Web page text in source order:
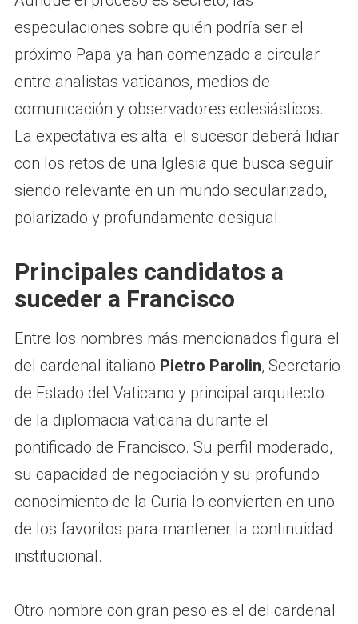
especulaciones sobre quién podría ser el
próximo Papa ya han comenzado a circular
entre analistas vaticanos, medios de
comunicación y observadores eclesiásticos.
La expectativa es alta: el sucesor deberá lidiar
con los retos de una Iglesia que busca seguir
siendo relevante en un mundo secularizado,
polarizado y profundamente desigual.
Principales candidatos a
suceder a Francisco
Entre los nombres más mencionados figura el
del cardenal italiano Pietro Parolin, Secretario
de Estado del Vaticano y principal arquitecto
de la diplomacia vaticana durante el
pontificado de Francisco. Su perfil moderado,
su capacidad de negociación y su profundo
conocimiento de la Curia lo convierten en uno
de los favoritos para mantener la continuidad
institucional.
Otro nombre con gran peso es el del cardenal